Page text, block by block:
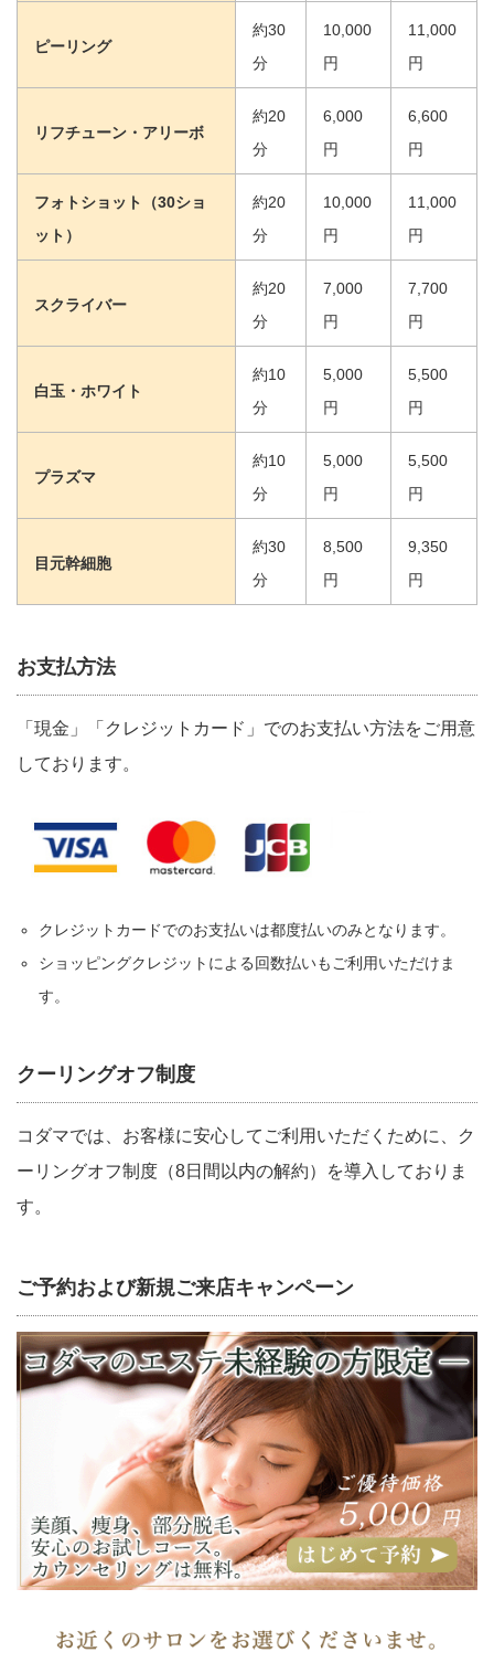
ピーリング
約30
分
10,000
円
11,000
円
リフチューン・アリーボ
約20
分
6,000
円
6,600
円
フォトショット（30ショ
ット）
約20
分
10,000
円
11,000
円
スクライバー
約20
分
7,000
円
7,700
円
白玉・ホワイト
約10
分
5,000
円
5,500
円
プラズマ
約10
分
5,000
円
5,500
円
目元幹細胞
約30
分
8,500
円
9,350
円
お支払方法
「現金」「クレジットカード」でのお支払い方法をご用意
しております。
クレジットカードでのお支払いは都度払いのみとなります。
ショッピングクレジットによる回数払いもご利用いただけま
す。
クーリングオフ制度
コダマでは、お客様に安心してご利用いただくために、ク
ーリングオフ制度（8日間以内の解約）を導入しておりま
す。
ご予約および新規ご来店キャンペーン